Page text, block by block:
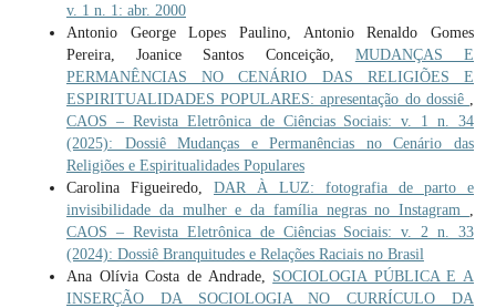
v. 1 n. 1: abr. 2000
Antonio George Lopes Paulino, Antonio Renaldo Gomes
Pereira, Joanice Santos Conceição, MUDANÇAS E
PERMANÊNCIAS NO CENÁRIO DAS RELIGIÕES E
ESPIRITUALIDADES POPULARES: apresentação do dossiê
CAOS – Revista Eletrônica de Ciências Sociais: v. 1 n. 34
(2025): Dossiê Mudanças e Permanências no Cenário das
Religiões e Espiritualidades Populares
Carolina Figueiredo, DAR À LUZ: fotografia de parto e
invisibilidade da mulher e da família negras no Instagram
CAOS – Revista Eletrônica de Ciências Sociais: v. 2 n. 33
(2024): Dossiê Branquitudes e Relações Raciais no Brasil
Ana Olívia Costa de Andrade, SOCIOLOGIA PÚBLICA E A
INSERÇÃO DA SOCIOLOGIA NO CURRÍCULO DA